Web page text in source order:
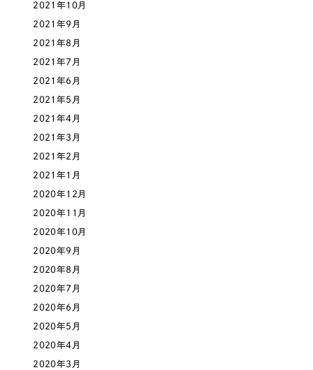
2021年10月
2021年9月
2021年8月
2021年7月
2021年6月
2021年5月
2021年4月
2021年3月
2021年2月
2021年1月
2020年12月
2020年11月
2020年10月
2020年9月
2020年8月
2020年7月
2020年6月
2020年5月
2020年4月
2020年3月